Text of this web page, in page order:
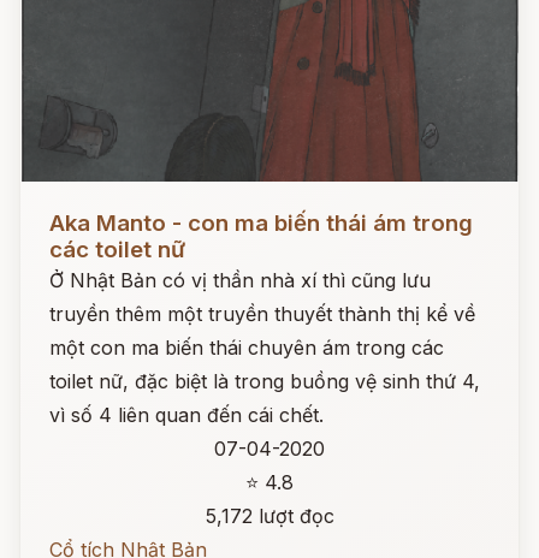
Aka Manto - con ma biến thái ám trong
các toilet nữ
Ở Nhật Bản có vị thần nhà xí thì cũng lưu
truyền thêm một truyền thuyết thành thị kể về
một con ma biến thái chuyên ám trong các
toilet nữ, đặc biệt là trong buồng vệ sinh thứ 4,
vì số 4 liên quan đến cái chết.
07-04-2020
⭐ 4.8
5,172 lượt đọc
Cổ tích Nhật Bản